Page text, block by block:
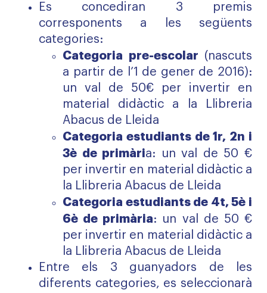
Es concediran 3 premis
corresponents a les següents
categories:
Categoria pre-escolar (nascuts
a partir de l’1 de gener de 2016):
un val de 50€ per invertir en
material didàctic a la Llibreria
Abacus de Lleida
Categoria estudiants de 1r, 2n i
3è de primària: un val de 50 €
per invertir en material didàctic a
la Llibreria Abacus de Lleida
Categoria estudiants de 4t, 5è i
6è de primària: un val de 50 €
per invertir en material didàctic a
la Llibreria Abacus de Lleida
Entre els 3 guanyadors de les
diferents categories, es seleccionarà